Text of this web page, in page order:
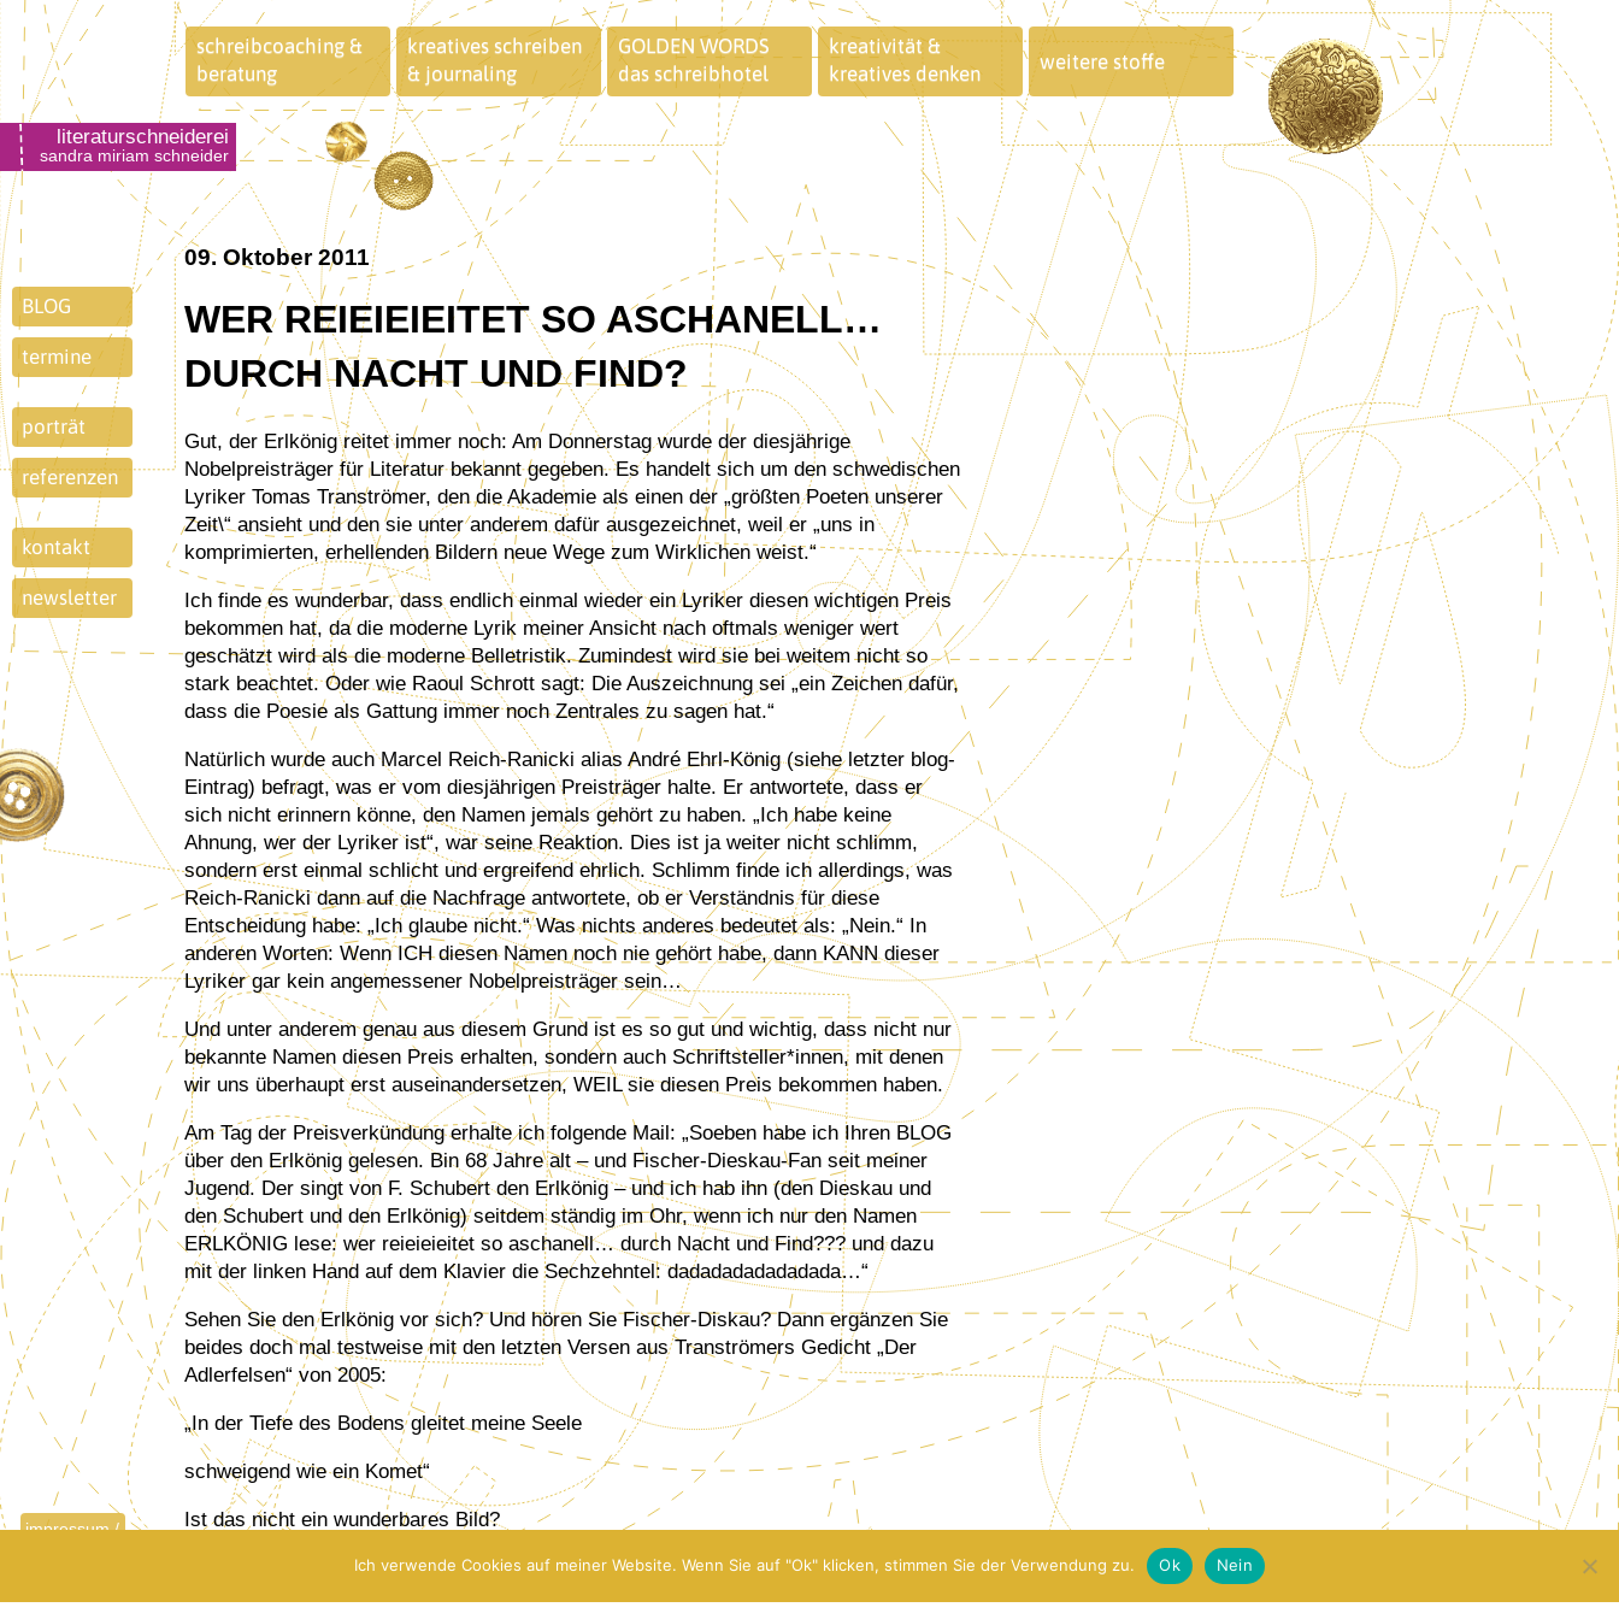
literaturschneiderei
sandra miriam schneider
schreibcoaching &
beratung
kreatives schreiben
& journaling
GOLDEN WORDS
das schreibhotel
kreativität &
kreatives denken
weitere stoffe
09. Oktober 2011
WER REIEIEIEITET SO ASCHANELL…
DURCH NACHT UND FIND?
Gut, der Erlkönig reitet immer noch: Am Donnerstag wurde der diesjährige
Nobelpreisträger für Literatur bekannt gegeben. Es handelt sich um den schwedischen
Lyriker Tomas Tranströmer, den die Akademie als einen der „größten Poeten unserer
Zeit\“ ansieht und den sie unter anderem dafür ausgezeichnet, weil er „uns in
komprimierten, erhellenden Bildern neue Wege zum Wirklichen weist.“
Ich finde es wunderbar, dass endlich einmal wieder ein Lyriker diesen wichtigen Preis
bekommen hat, da die moderne Lyrik meiner Ansicht nach oftmals weniger wert
geschätzt wird als die moderne Belletristik. Zumindest wird sie bei weitem nicht so
stark beachtet. Oder wie Raoul Schrott sagt: Die Auszeichnung sei „ein Zeichen dafür,
dass die Poesie als Gattung immer noch Zentrales zu sagen hat.“
Natürlich wurde auch Marcel Reich-Ranicki alias André Ehrl-König (siehe letzter blog-
Eintrag) befragt, was er vom diesjährigen Preisträger halte. Er antwortete, dass er
sich nicht erinnern könne, den Namen jemals gehört zu haben. „Ich habe keine
Ahnung, wer der Lyriker ist“, war seine Reaktion. Dies ist ja weiter nicht schlimm,
sondern erst einmal schlicht und ergreifend ehrlich. Schlimm finde ich allerdings, was
Reich-Ranicki dann auf die Nachfrage antwortete, ob er Verständnis für diese
Entscheidung habe: „Ich glaube nicht.“ Was nichts anderes bedeutet als: „Nein.“ In
anderen Worten: Wenn ICH diesen Namen noch nie gehört habe, dann KANN dieser
Lyriker gar kein angemessener Nobelpreisträger sein…
Und unter anderem genau aus diesem Grund ist es so gut und wichtig, dass nicht nur
bekannte Namen diesen Preis erhalten, sondern auch Schriftsteller*innen, mit denen
wir uns überhaupt erst auseinandersetzen, WEIL sie diesen Preis bekommen haben.
Am Tag der Preisverkündung erhalte ich folgende Mail: „Soeben habe ich Ihren BLOG
über den Erlkönig gelesen. Bin 68 Jahre alt – und Fischer-Dieskau-Fan seit meiner
Jugend. Der singt von F. Schubert den Erlkönig – und ich hab ihn (den Dieskau und
den Schubert und den Erlkönig) seitdem ständig im Ohr, wenn ich nur den Namen
ERLKÖNIG lese: wer reieieieitet so aschanell… durch Nacht und Find??? und dazu
mit der linken Hand auf dem Klavier die Sechzehntel: dadadadadadadada…“
Sehen Sie den Erlkönig vor sich? Und hören Sie Fischer-Diskau? Dann ergänzen Sie
beides doch mal testweise mit den letzten Versen aus Tranströmers Gedicht „Der
Adlerfelsen“ von 2005:
„In der Tiefe des Bodens gleitet meine Seele
schweigend wie ein Komet“
Ist das nicht ein wunderbares Bild?
BLOG
termine
porträt
referenzen
kontakt
newsletter
impressum /
Ich verwende Cookies auf meiner Website. Wenn Sie auf "Ok" klicken, stimmen Sie der Verwendung zu. Ok Nein